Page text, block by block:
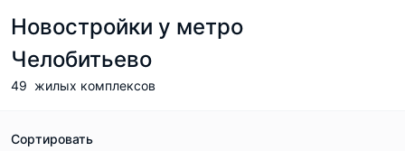
Новостройки у метро
Челобитьево
49 жилых комплексов
Сортировать